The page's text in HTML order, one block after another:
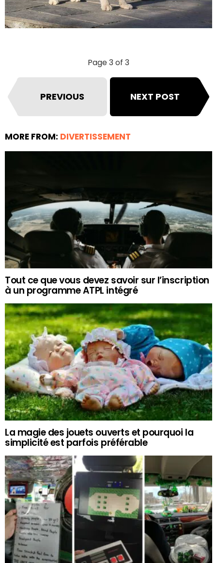
Page 3 of 3
PREVIOUS NEXT POST
MORE FROM: DIVERTISSEMENT
Tout ce que vous devez savoir sur l’inscription
à un programme ATPL intégré
La magie des jouets ouverts et pourquoi la
simplicité est parfois préférable